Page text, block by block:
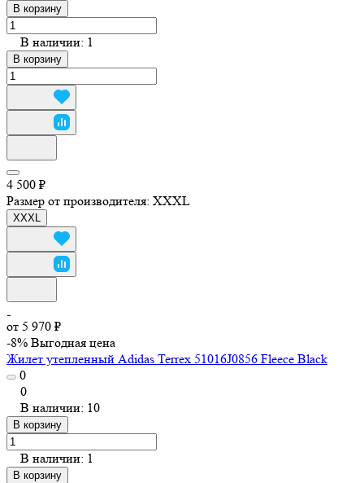
В корзину
В наличии: 1
В корзину
4 500 ₽
Размер от производителя: XXXL
XXXL
от 5 970 ₽
-8% Выгодная цена
Жилет утепленный Adidas Terrex 51016J0856 Fleece Black
0
0
В наличии: 10
В корзину
В наличии: 1
В корзину